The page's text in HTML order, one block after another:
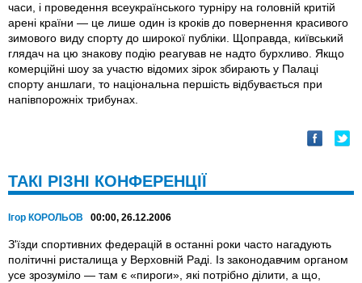
часи, і проведення всеукраїнського турніру на головній критій
арені країни — це лише один із кроків до повернення красивого
зимового виду спорту до широкої публіки. Щоправда, київський
глядач на цю знакову подію реагував не надто бурхливо. Якщо
комерційні шоу за участю відомих зірок збирають у Палаці
спорту аншлаги, то національна першість відбувається при
напiвпорожніх трибунах.
ТАКІ РІЗНІ КОНФЕРЕНЦІЇ
Ігор КОРОЛЬОВ 00:00, 26.12.2006
З'їзди спортивних федерацій в останні роки часто нагадують
політичні ристалища у Верховній Раді. Із законодавчим органом
усе зрозуміло — там є «пироги», які потрібно ділити, а що,